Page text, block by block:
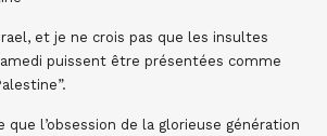
et je ne crois pas que les insultes
puissent être présentées comme
que l’obsession de la glorieuse génération